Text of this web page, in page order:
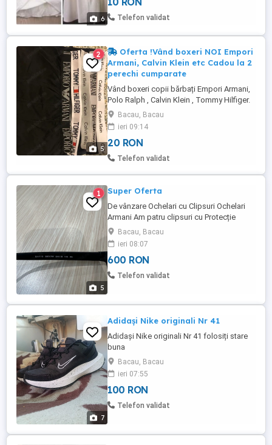
6
RON. -O rochie scurta crem, cu
căptușeală, din dantela, cu bretele.
Telefon validat
5
2
Oferta !Vând boxeri NOI Empori
Armani, Calvin Klein etc Cadou la 2
perechi cumparate
Vând boxeri copii bărbați Empori Armani,
Polo Ralph , Calvin Klein , Tommy Hilfiger.
Bacau, Bacau
ieri 09:14
20 RON
Telefon validat
5
1 Super Oferta
De vânzare Ochelari cu Clipsuri Ochelari
Armani Am patru clipsuri cu Protecție
Solară Sunt Și De Vedere Și De Soare
Atașând Doar Clipsurile Predare Personală
Doar în Bacău Nu Trimit Prin Curier Pentru
Mai Multe Detalii Sunați Preț. 600 ron
Detalii la
Bacau, Bacau
ieri 08:07
600 RON
Telefon validat
7
Adidași Nike originali Nr 41
Adidași Nike originali Nr 41 folosiți stare
buna
Bacau, Bacau
ieri 07:55
100 RON
Telefon validat